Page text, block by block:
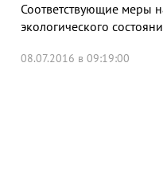
Соответствующие меры
экологического
08.07.2016 в 09:19:00